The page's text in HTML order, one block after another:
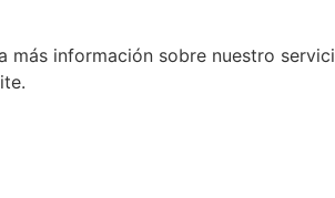
más información sobre nuestro